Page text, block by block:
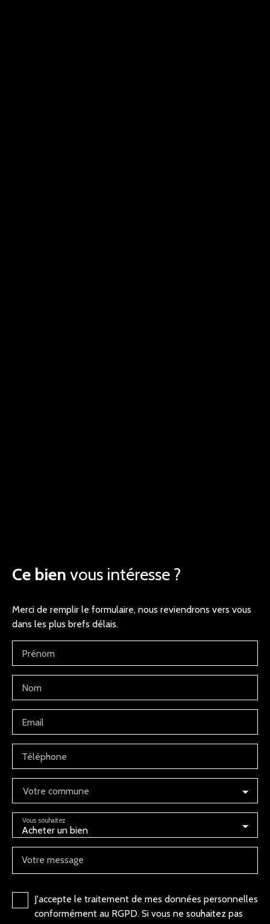
Ce bien vous intéresse ?
Merci de remplir le formulaire, nous reviendrons vers vous
dans les plus brefs délais.
Prénom
Nom
Email
Téléphone
Votre commune
Acheter un bien
Vous souhaitez
Votre message
J'accepte le traitement de mes données personnelles
conformément au RGPD. Si vous ne souhaitez pas